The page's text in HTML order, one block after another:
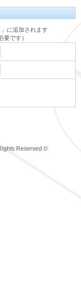
に追加されます
要です）
Reserved.©